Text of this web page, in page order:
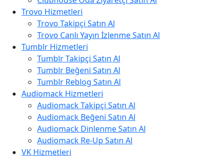
Trovo Hizmetleri
Trovo Takipçi Satın Al
Trovo Canlı Yayın İzlenme Satın Al
Tumblr Hizmetleri
Tumblr Takipçi Satın Al
Tumblr Beğeni Satın Al
Tumblr Reblog Satın Al
Audiomack Hizmetleri
Audiomack Takipçi Satın Al
Audiomack Beğeni Satın Al
Audiomack Dinlenme Satın Al
Audiomack Re-Up Satın Al
VK Hizmetleri